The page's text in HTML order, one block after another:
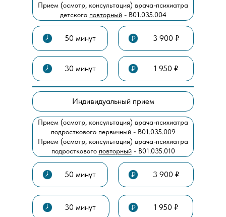
3 900 ₽
Прием (осмотр, консультация) врача-психиатра
детского повторный- В01.035.004
50 минут
1 950 ₽
30 минут
Индивидуальный прием
3 900 ₽
Прием (осмотр, консультация) врача-психиатра
подросткового первичный - В01.035.009
Прием (осмотр, консультация) врача-психиатра
подросткового повторный- В01.035.010
50 минут
1 950 ₽
30 минут